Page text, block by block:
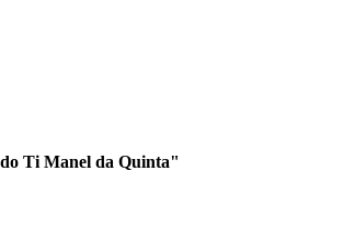
Ti Manel da Quinta"